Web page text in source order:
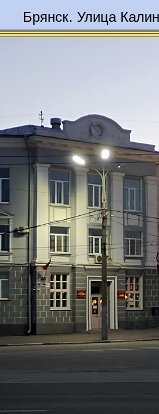
Брянск. Улица